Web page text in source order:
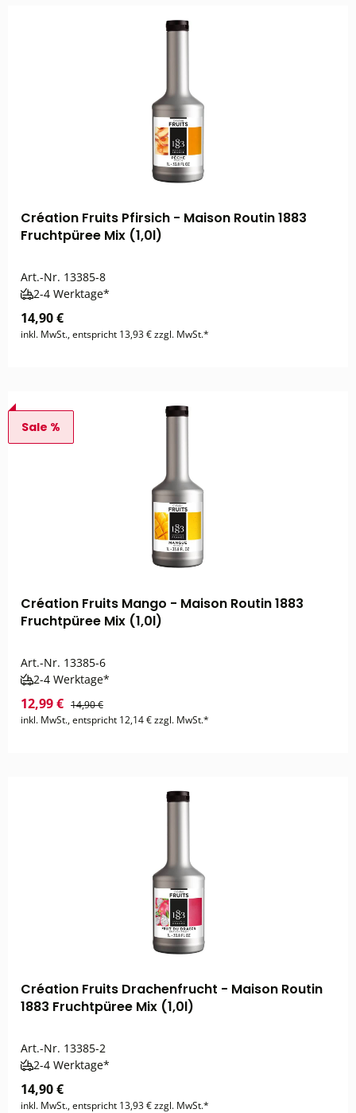
Création Fruits Pfirsich - Maison Routin 1883
Fruchtpüree Mix (1,0l)
Art.-Nr. 13385-8
2-4 Werktage*
14,90 €
inkl. MwSt., entspricht 13,93 € zzgl. MwSt.*
Sale %
Création Fruits Mango - Maison Routin 1883
Fruchtpüree Mix (1,0l)
Art.-Nr. 13385-6
2-4 Werktage*
12,99 € 14,90 €
inkl. MwSt., entspricht 12,14 € zzgl. MwSt.*
Création Fruits Drachenfrucht - Maison Routin
1883 Fruchtpüree Mix (1,0l)
Art.-Nr. 13385-2
2-4 Werktage*
14,90 €
inkl. MwSt., entspricht 13,93 € zzgl. MwSt.*